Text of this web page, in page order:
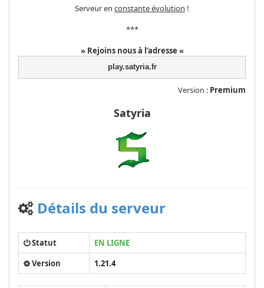
Serveur en constante évolution !
***
»Rejoins nous à l’adresse «
play.satyria.fr
Version : Premium
Satyria
Détails du serveur
Statut
EN LIGNE
Version
1.21.4